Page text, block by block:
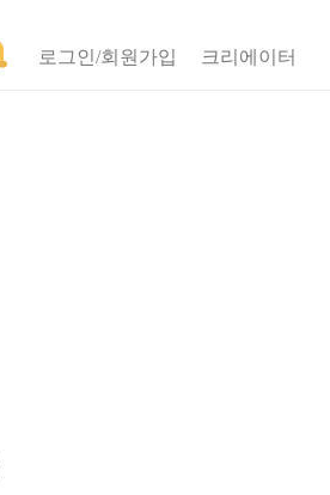
로그인/회원가입 크리에이터